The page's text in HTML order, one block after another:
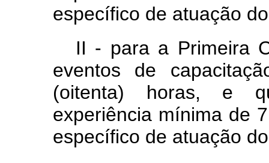
específico de atuação
II - para a Primeira
eventos de
(oitenta) horas, e
experiência mínima de
específico de atuação